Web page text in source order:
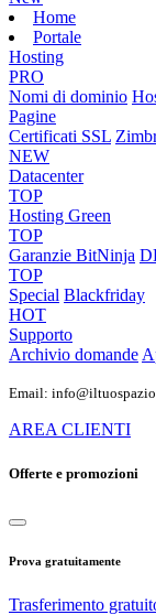
Home
Portale
Hosting
PRO
Nomi di dominio
Pagine
Certificati SSL
NEW
Datacenter
TOP
Hosting Green
TOP
Garanzie BitNinja
TOP
Special Blackfriday
HOT
Supporto
Archivio domande
Email:
AREA CLIENTI
Offerte e promozioni
Prova gratuitamente
Trasferimento